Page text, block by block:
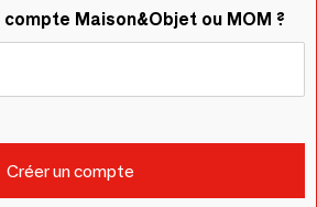
Maison&Objet ou MOM ?